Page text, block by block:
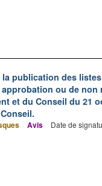
publication des
approbation ou de
et du Conseil du 21
Avis Date de